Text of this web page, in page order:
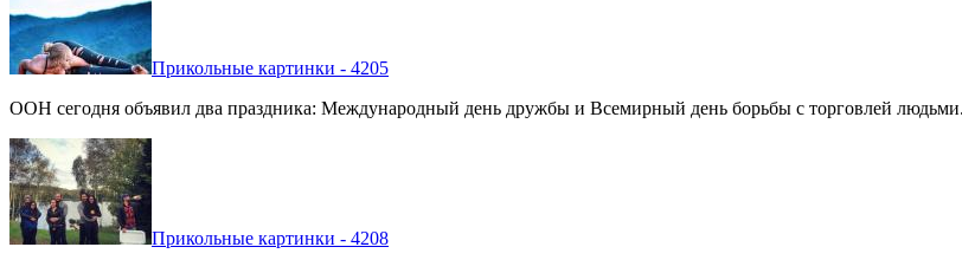
Прикольные картинки - 4205
ООН сегодня объявил два праздника: Международный день дружбы и Всемирный день борьбы с торговлей
Прикольные картинки - 4208